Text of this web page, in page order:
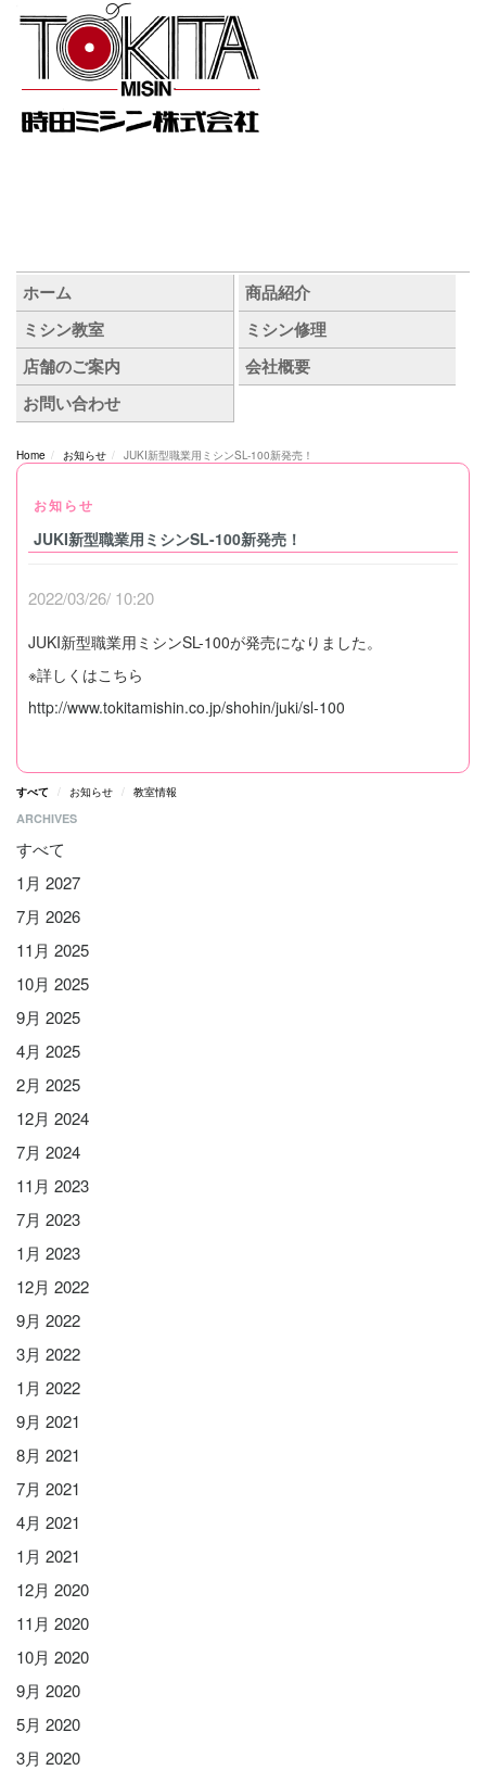
Home お知らせ JUKI新型職業用ミシンSL-100新発売！
お知らせ
JUKI新型職業用ミシンSL-100新発売！
2022/03/26/ 10:20
JUKI新型職業用ミシンSL-100が発売になりました。
※詳しくはこちら
http://www.tokitamishin.co.jp/shohin/juki/sl-100
すべて お知らせ 教室情報
ARCHIVES
すべて
1月 2027
7月 2026
11月 2025
10月 2025
9月 2025
4月 2025
2月 2025
12月 2024
7月 2024
11月 2023
7月 2023
1月 2023
12月 2022
9月 2022
3月 2022
1月 2022
9月 2021
8月 2021
7月 2021
4月 2021
1月 2021
12月 2020
11月 2020
10月 2020
9月 2020
5月 2020
3月 2020